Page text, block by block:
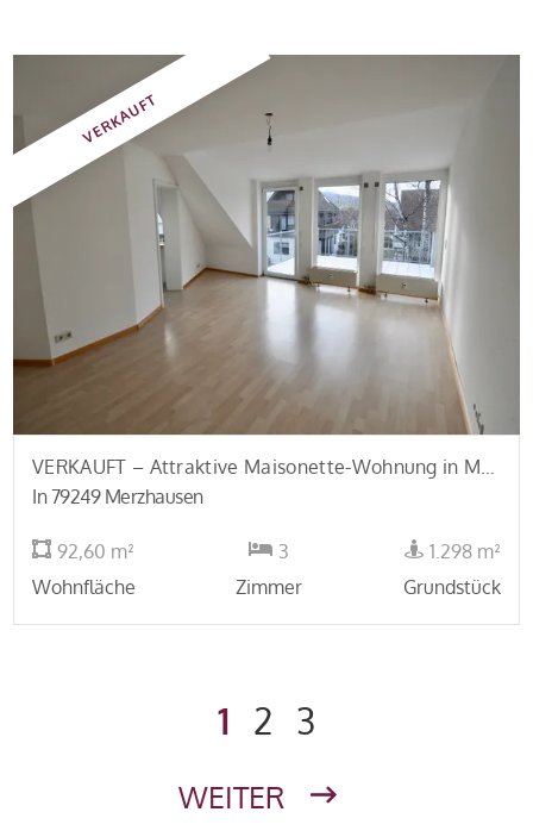
VERKAUFT
VERKAUFT – Attraktive Maisonette-Wohnung in Merzhausen
In 79249 Merzhausen
92,60 m²
Wohnfläche
3
Zimmer
1.298 m²
Grundstück
1 2 3
WEITER